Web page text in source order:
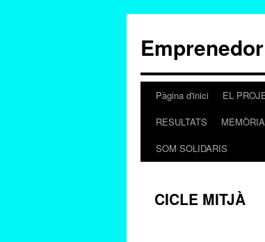
Vés
contingut
Pàgina d'inici EL
RESULTATS
MEMÒRIA
SOM SOLIDARIS
CICLE MITJÀ